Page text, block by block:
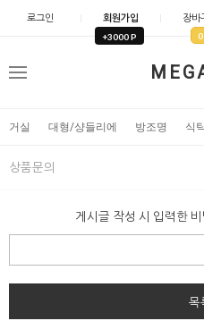
로그인 회원가입
+3000 P
장바
0
메
거실 대형/샹들리에 방조명 식
상품문의
게시글 작성 시 입력한
목